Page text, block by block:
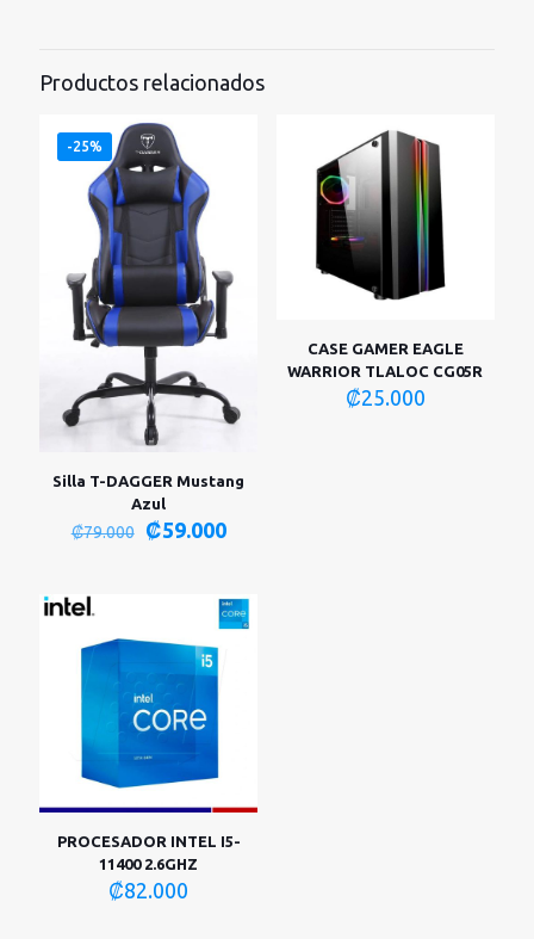
Productos relacionados
-25%
Silla T-DAGGER Mustang
Azul
₡79.000
El
₡79.000.
₡59.000El
es:
₡59.000.
CASE GAMER EAGLE
WARRIOR TLALOC CG05R
₡25.000
PROCESADOR INTEL I5-
11400 2.6GHZ
₡82.000